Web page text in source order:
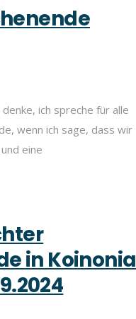
ich spreche für alle
wenn ich sage, dass wir
eine
in Koinonia